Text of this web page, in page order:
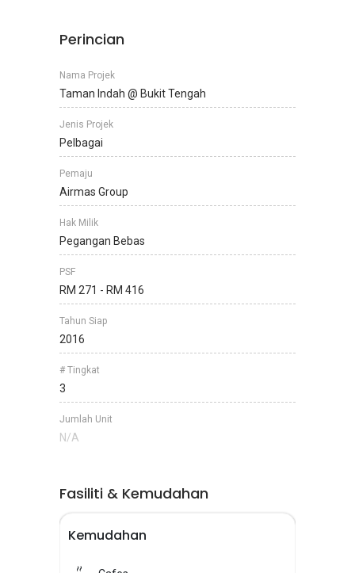
Perincian
Nama Projek
Taman Indah @ Bukit Tengah
Jenis Projek
Pelbagai
Pemaju
Airmas Group
Hak Milik
Pegangan Bebas
PSF
RM 271 - RM 416
Tahun Siap
2016
# Tingkat
3
Jumlah Unit
N/A
Fasiliti & Kemudahan
Kemudahan